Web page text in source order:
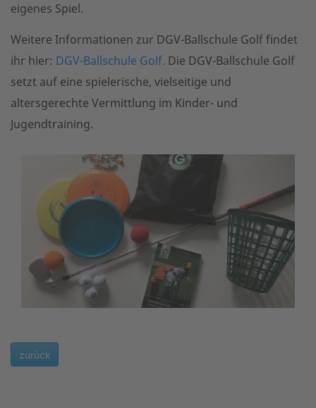
eigenes Spiel.
Weitere Informationen zur DGV-Ballschule Golf findet
ihr hier: DGV-Ballschule Golf. Die DGV-Ballschule Golf
setzt auf eine spielerische, vielseitige und
altersgerechte Vermittlung im Kinder- und
Jugendtraining.
zurück